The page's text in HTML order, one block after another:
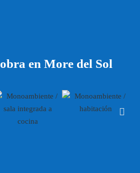
en More del Sol